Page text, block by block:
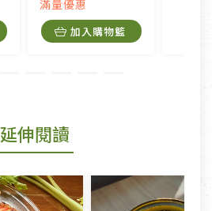
滿量優惠
加入購物籃
延伸閱讀